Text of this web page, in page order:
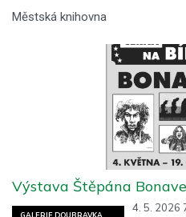
Městská knihovna
GALERIE DOUBRAVKA
4. 5. 2026
Výstava Štěpána